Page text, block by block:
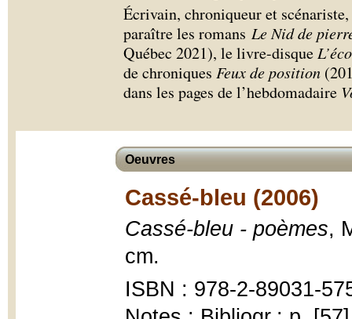
Écrivain, chroniqueur et
paraître les romans Le Nid de
Québec 2021), le livre-disque
de chroniques Feux de position
dans les pages de l’hebdomadaire
Oeuvres
Cassé-bleu (2006)
Cassé-bleu - poèmes,
cm.
ISBN : 978-2-89031-